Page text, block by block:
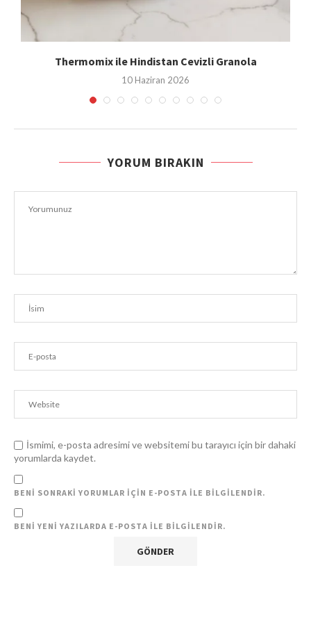
Thermomix ile Hindistan Cevizli Granola
10 Haziran 2026
YORUM BIRAKIN
İsmimi, e-posta adresimi ve websitemi bu tarayıcı için bir dahaki
yorumlarda kaydet.
BENI SONRAKI YORUMLAR IÇIN E-POSTA ILE BILGILENDIR.
BENI YENI YAZILARDA E-POSTA ILE BILGILENDIR.